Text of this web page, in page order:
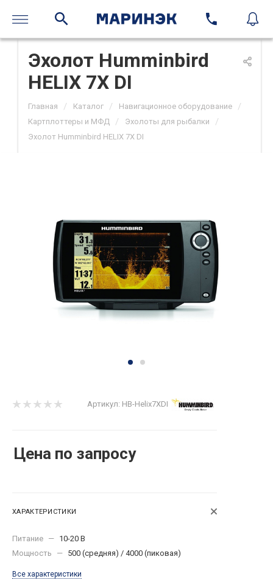
Эхолот Humminbird
HELIX 7X DI
Главная / Каталог / Навигационное оборудование /
Картплоттеры и МФД / Эхолоты для рыбалки /
Эхолот Humminbird HELIX 7X DI
Артикул: HB-Helix7XDI
Цена по запросу
ХАРАКТЕРИСТИКИ
Питание — 10-20 В
Мощность
— 500 (средняя) / 4000 (пиковая)
Все характеристики